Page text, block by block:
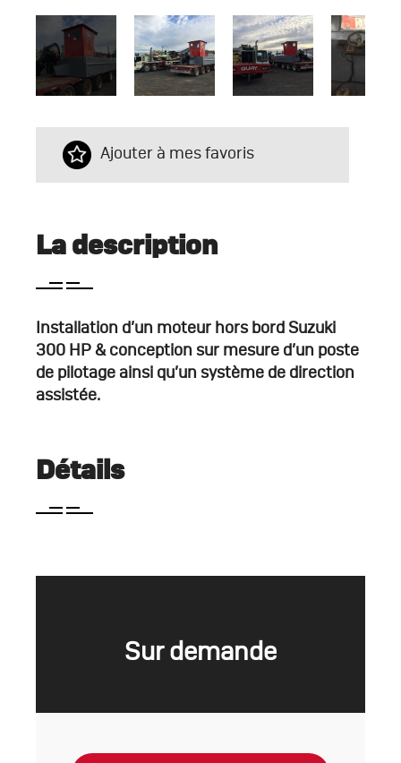
Ajouter à mes favoris
La description
Installation d’un moteur hors bord Suzuki
300 HP & conception sur mesure d’un poste
de pilotage ainsi qu’un système de direction
assistée.
Détails
Sur demande